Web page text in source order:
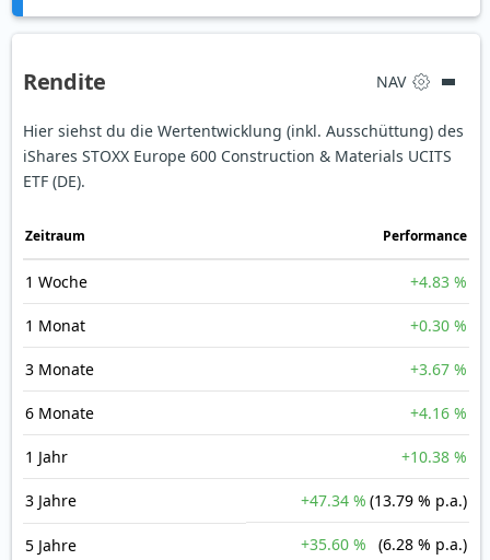
Rendite NAV
Hier siehst du die Wertentwicklung (inkl. Ausschüttung) des
iShares STOXX Europe 600 Construction & Materials UCITS
ETF (DE).
Zeit­raum Perfor­mance
1 Woche +4.83 %
1 Monat +0.30 %
3 Monate +3.67 %
6 Monate +4.16 %
1 Jahr +10.38 %
3 Jahre +47.34 % (13.79 % p.a.)
5 Jahre +35.60 % (6.28 % p.a.)